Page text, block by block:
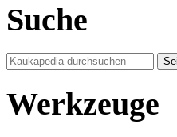
Suche
Werkzeuge